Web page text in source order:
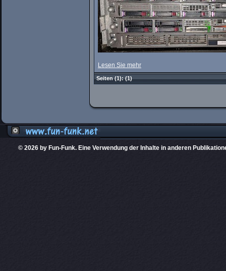
Lesen Sie mehr
Seiten(1):(1)
© 2026 by Fun-Funk. Eine Verwendung der Inhalte in anderen